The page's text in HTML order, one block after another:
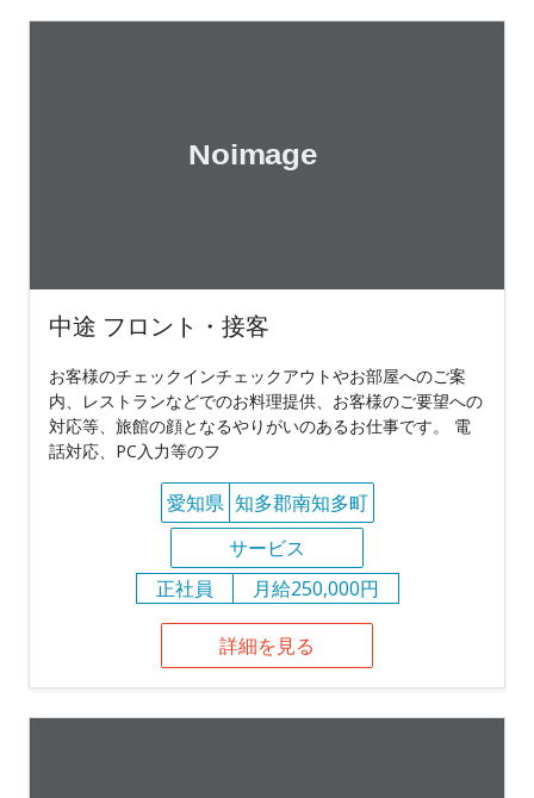
中途 フロント・接客
お客様のチェックインチェックアウトやお部屋へのご案
内、レストランなどでのお料理提供、お客様のご要望への
対応等、旅館の顔となるやりがいのあるお仕事です。 電
話対応、PC入力等のフ
愛知県 知多郡南知多町
サービス
正社員
月給250,000円
詳細を見る